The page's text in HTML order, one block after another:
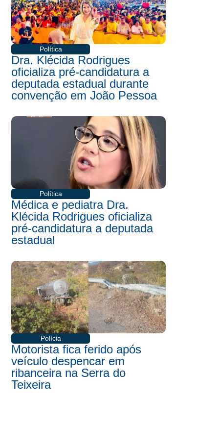
Política
Dra. Klécida Rodrigues
oficializa pré-candidatura a
deputada estadual durante
convenção em João Pessoa
Política
Médica e pediatra Dra.
Klécida Rodrigues oficializa
pré-candidatura a deputada
estadual
Polícia
Motorista fica ferido após
veículo despencar em
ribanceira na Serra do
Teixeira